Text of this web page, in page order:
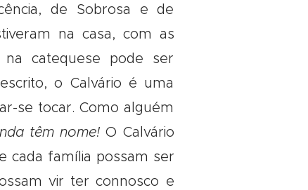
de Sobrosa e de
na casa, com as
catequese pode ser
o Calvário é uma
se tocar. Como alguém
têm nome!O Calvário
cada família possam ser
vir ter connosco e